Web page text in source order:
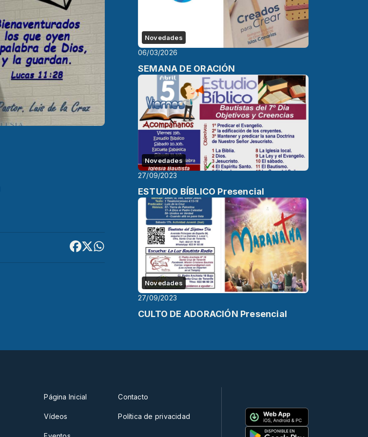
Novedades
06/03/2026
SEMANA DE ORACIÓN
Novedades
27/09/2023
ESTUDIO BÍBLICO Presencial
Novedades
27/09/2023
CULTO DE ADORACIÓN Presencial
Página Inicial
Vídeos
Contacto
Política de privacidad